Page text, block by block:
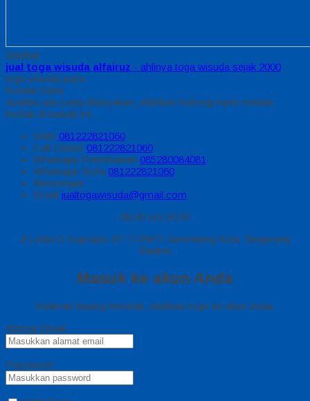
Sidebar
jual toga wisuda alfairuz - ahlinya toga wisuda sejak 2000
toga wisuda juara
Kontak Kami
Apabila ada yang ditanyakan, silahkan hubungi kami melalui
kontak di bawah ini.
SMS 081222821060
Call Center 081222821060
Whatsapp Pemesanan 085280084081
Whatsapp Syifa 081222821060
Messenger
Email jualtogawisuda@gmail.com
08.00 s/d 20.00
Jl Letda D Suprapto RT 3 RW 5 Gerendeng Kota Tangerang
Banten
Masuk ke akun Anda
Selamat datang kembali, silahkan login ke akun Anda.
Alamat Email
Password